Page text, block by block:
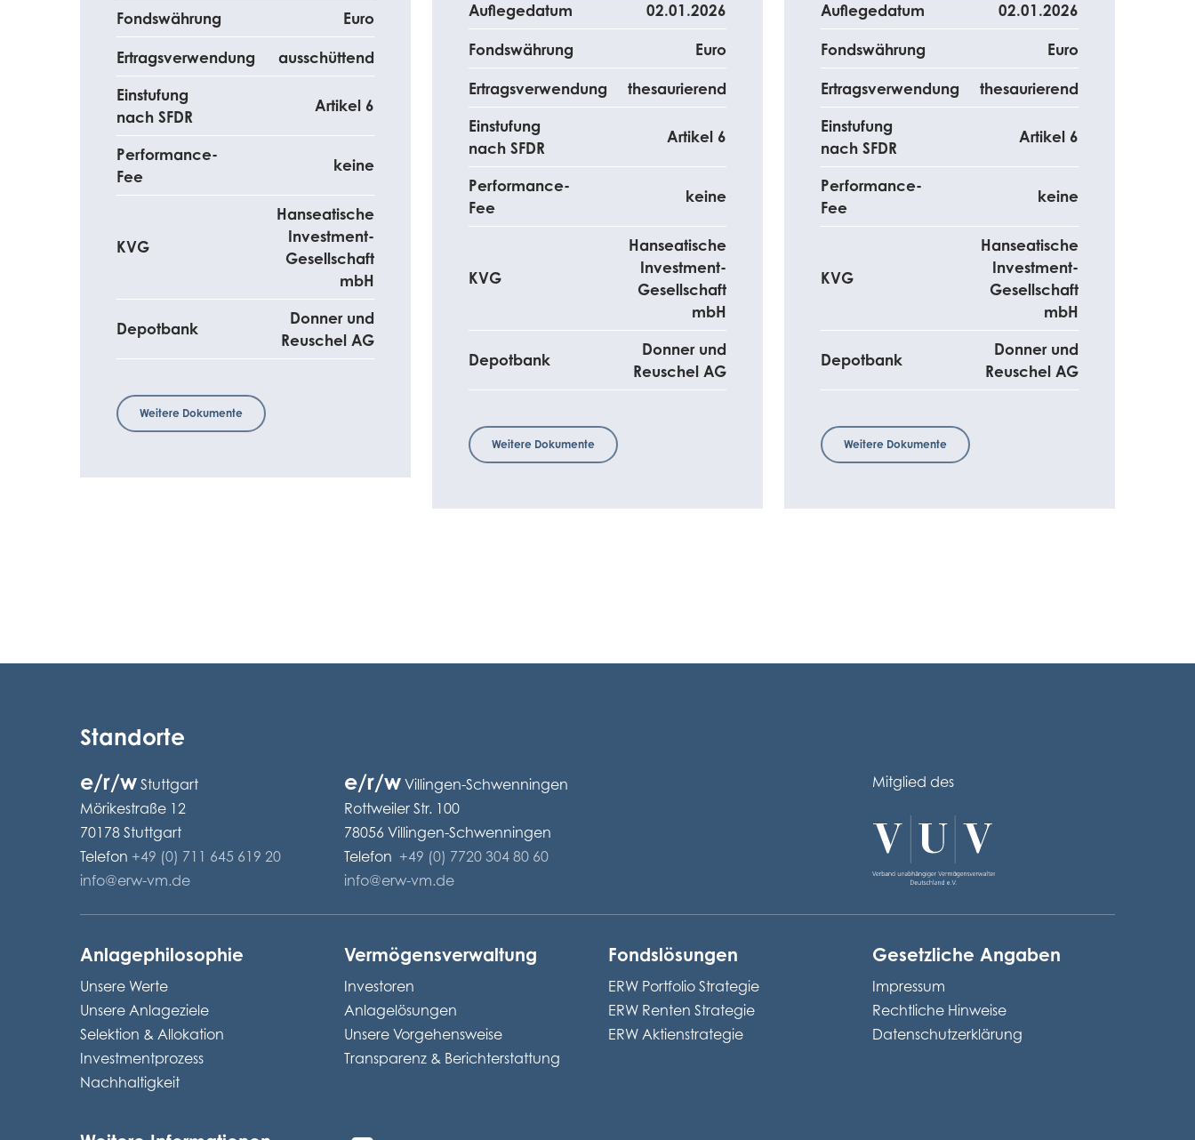
Fondswährung Euro
Ertragsverwendung
ausschüttend
Einstufung
nach SFDR
Artikel 6
Performance-
Fee
keine
KVG
Hanseatische
Investment-
Gesellschaft
mbH
Depotbank
Donner und
Reuschel AG
Weitere Dokumente
Auflegedatum 02.01.2026
Fondswährung Euro
Ertragsverwendung
thesaurierend
Einstufung
nach SFDR
Artikel 6
Performance-
Fee
keine
KVG
Hanseatische
Investment-
Gesellschaft
mbH
Depotbank
Donner und
Reuschel AG
Weitere Dokumente
Auflegedatum 02.01.2026
Fondswährung Euro
Ertragsverwendung
thesaurierend
Einstufung
nach SFDR
Artikel 6
Performance-
Fee
keine
KVG
Hanseatische
Investment-
Gesellschaft
mbH
Depotbank
Donner und
Reuschel AG
Weitere Dokumente
Standorte
e/r/w Stuttgart
Mörikestraße 12
70178 Stuttgart
Telefon +49 (0) 711 645 619 20
info@erw-vm.de
e/r/w Villingen-Schwenningen
Rottweiler Str. 100
78056 Villingen-Schwenningen
Telefon +49 (0) 7720 304 80 60
info@erw-vm.de
Mitglied des
Anlagephilosophie
Unsere Werte
Unsere Anlageziele
Selektion & Allokation
Investmentprozess
Nachhaltigkeit
Vermögensverwaltung
Investoren
Anlagelösungen
Unsere Vorgehensweise
Transparenz & Berichterstattung
Fondslösungen
ERW Portfolio Strategie
ERW Renten Strategie
ERW Aktienstrategie
Gesetzliche Angaben
Impressum
Rechtliche Hinweise
Datenschutzerklärung